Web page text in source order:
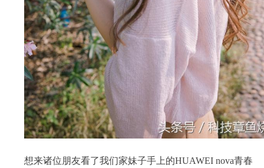
想来诸位朋友看了我们家妹子手上的HUAWEI nova青春